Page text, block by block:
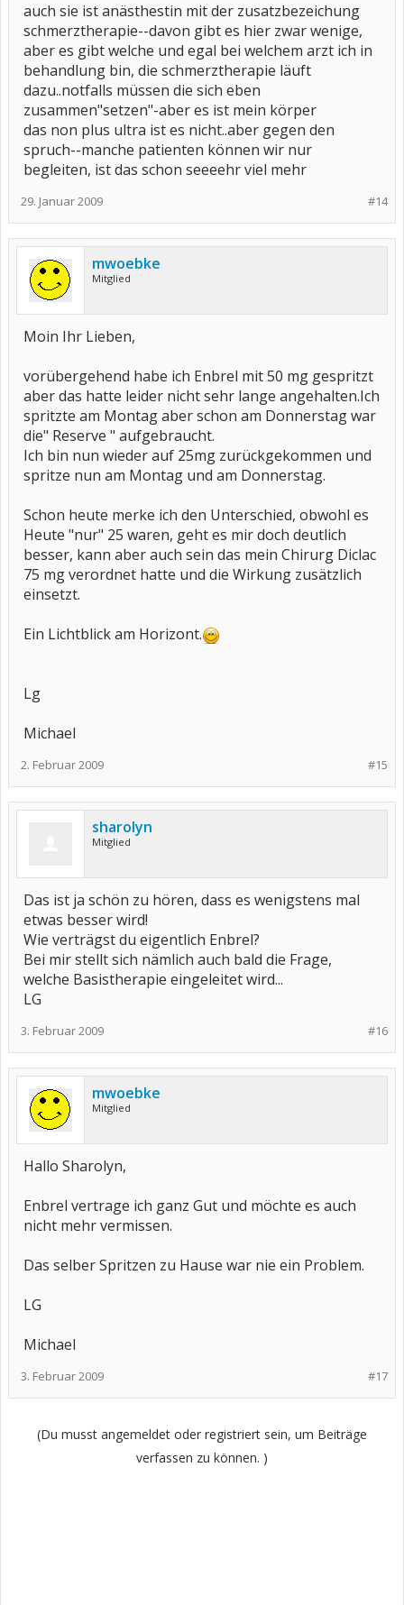
auch sie ist anästhestin mit der zusatzbezeichung
schmerztherapie--davon gibt es hier zwar wenige,
aber es gibt welche und egal bei welchem arzt ich in
behandlung bin, die schmerztherapie läuft
dazu..notfalls müssen die sich eben
zusammen"setzen"-aber es ist mein körper
das non plus ultra ist es nicht..aber gegen den
spruch--manche patienten können wir nur
begleiten, ist das schon seeeehr viel mehr
#14
29. Januar 2009
mwoebke
Mitglied
Moin Ihr Lieben,
vorübergehend habe ich Enbrel mit 50 mg gespritzt
aber das hatte leider nicht sehr lange angehalten.Ich
spritzte am Montag aber schon am Donnerstag war
die" Reserve " aufgebraucht.
Ich bin nun wieder auf 25mg zurückgekommen und
spritze nun am Montag und am Donnerstag.
Schon heute merke ich den Unterschied, obwohl es
Heute "nur" 25 waren, geht es mir doch deutlich
besser, kann aber auch sein das mein Chirurg Diclac
75 mg verordnet hatte und die Wirkung zusätzlich
einsetzt.
Ein Lichtblick am Horizont.
Lg
Michael
#15
2. Februar 2009
sharolyn
Mitglied
Das ist ja schön zu hören, dass es wenigstens mal
etwas besser wird!
Wie verträgst du eigentlich Enbrel?
Bei mir stellt sich nämlich auch bald die Frage,
welche Basistherapie eingeleitet wird...
LG
#16
3. Februar 2009
mwoebke
Mitglied
Hallo Sharolyn,
Enbrel vertrage ich ganz Gut und möchte es auch
nicht mehr vermissen.
Das selber Spritzen zu Hause war nie ein Problem.
LG
Michael
#17
3. Februar 2009
(Du musst angemeldet oder registriert sein, um Beiträge
verfassen zu können. )